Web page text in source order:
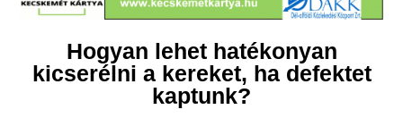
Hogyan lehet hatékonyan
kicserélni a kereket, ha defektet
kaptunk?